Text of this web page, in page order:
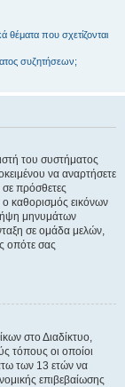
θέματα που σχετίζονται
συζητήσεων;
του συστήματος
να αναρτήσετε
πρόσθετες
ο καθορισμός εικόνων
μηνυμάτων
σε ομάδα μελών,
οπότε σας
στο Διαδίκτυο,
τόπους οι οποίοι
των 13 ετών να
επιβεβαίωσης